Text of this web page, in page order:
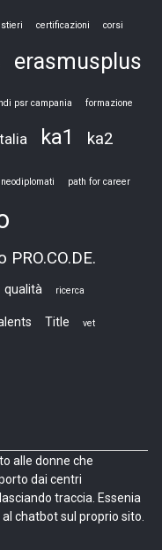
certificazioni corsi
erasmusplus
psr campania formazione
ka1 ka2
neodiplomati path for career
PRO.CO.DE.
qualità ricerca
Title vet
alle donne che
dai centri
traccia. Essenia
chatbot sul proprio sito.